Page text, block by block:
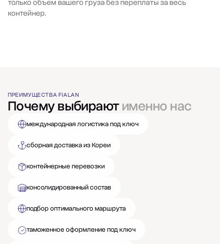
только объем вашего груза без переплаты за весь
контейнер.
ПРЕИМУЩЕСТВА FIALAN
Почему выбираютименно нас
международная логистика под ключ
сборная доставка из Кореи
контейнерные перевозки
консолидированный состав
подбор оптимального маршрута
таможенное оформление под ключ